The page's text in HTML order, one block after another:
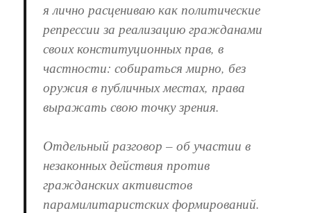
я лично расцениваю как политические
репрессии за реализацию гражданами
своих конституционных прав, в
частности: собираться мирно, без
оружия в публичных местах, права
выражать свою точку зрения.
Отдельный разговор – об участии в
незаконных действия против
гражданских активистов
парамилитаристских формирований.